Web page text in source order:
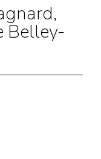
Belley-